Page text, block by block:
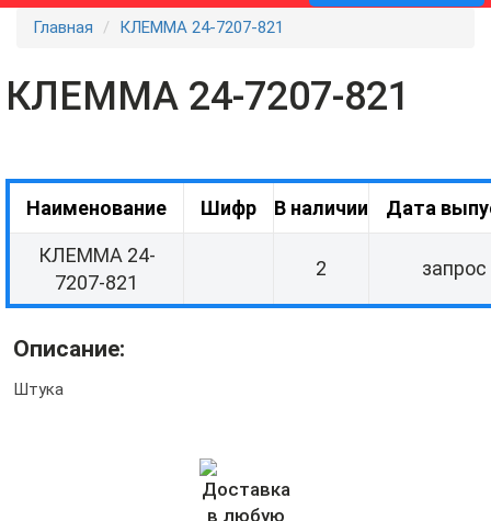
Главная КЛЕММА 24-7207-821
КЛЕММА 24-7207-821
Наименование Шифр В наличии Дата
КЛЕММА 24-
7207-821
2 запрос
Описание:
Штука